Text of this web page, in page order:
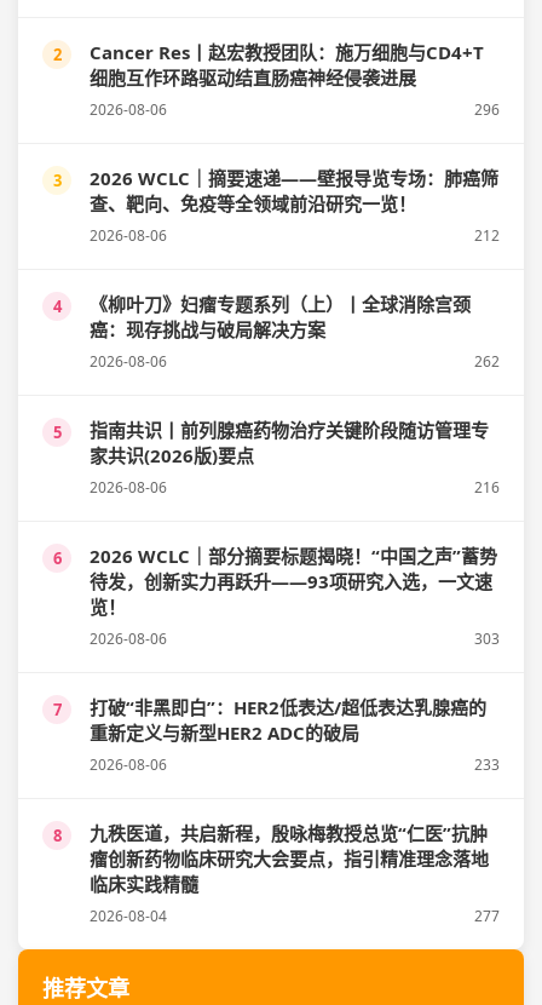
2
Cancer Res丨赵宏教授团队：施万细胞与CD4+T
细胞互作环路驱动结直肠癌神经侵袭进展
2026-08-06 296
3
2026 WCLC｜摘要速递——壁报导览专场：肺癌筛
查、靶向、免疫等全领域前沿研究一览！
2026-08-06 212
4
《柳叶刀》妇瘤专题系列（上）丨全球消除宫颈
癌：现存挑战与破局解决方案
2026-08-06 262
5
指南共识丨前列腺癌药物治疗关键阶段随访管理专
家共识(2026版)要点
2026-08-06 216
6
2026 WCLC｜部分摘要标题揭晓！“中国之声”蓄势
待发，创新实力再跃升——93项研究入选，一文速
览！
2026-08-06 303
7
打破“非黑即白”：HER2低表达/超低表达乳腺癌的
重新定义与新型HER2 ADC的破局
2026-08-06 233
8
九秩医道，共启新程，殷咏梅教授总览“仁医”抗肿
瘤创新药物临床研究大会要点，指引精准理念落地
临床实践精髓
2026-08-04 277
推荐文章